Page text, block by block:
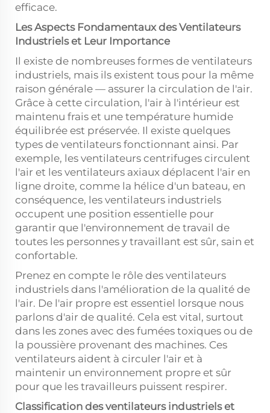
efficace.
Les Aspects Fondamentaux des Ventilateurs
Industriels et Leur Importance
Il existe de nombreuses formes de ventilateurs
industriels, mais ils existent tous pour la même
raison générale — assurer la circulation de l'air.
Grâce à cette circulation, l'air à l'intérieur est
maintenu frais et une température humide
équilibrée est préservée. Il existe quelques
types de ventilateurs fonctionnant ainsi. Par
exemple, les ventilateurs centrifuges circulent
l'air et les ventilateurs axiaux déplacent l'air en
ligne droite, comme la hélice d'un bateau, en
conséquence, les ventilateurs industriels
occupent une position essentielle pour
garantir que l'environnement de travail de
toutes les personnes y travaillant est sûr, sain et
confortable.
Prenez en compte le rôle des ventilateurs
industriels dans l'amélioration de la qualité de
l'air. De l'air propre est essentiel lorsque nous
parlons d'air de qualité. Cela est vital, surtout
dans les zones avec des fumées toxiques ou de
la poussière provenant des machines. Ces
ventilateurs aident à circuler l'air et à
maintenir un environnement propre et sûr
pour que les travailleurs puissent respirer.
Classification des ventilateurs industriels et